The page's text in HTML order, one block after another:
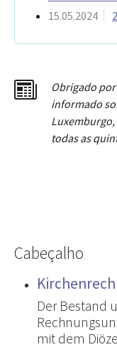
15.05.2024
Obrigado
informado
todas as
Cabeçalho
Der Bestand
mit dem